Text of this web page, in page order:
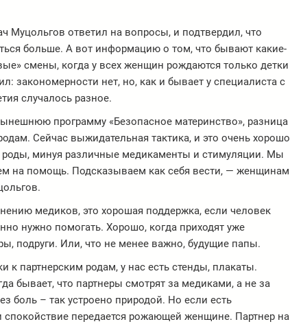
Муцольгов ответил на вопросы, и подтвердил, что
больше. А вот информацию о том, что бывают какие-
смены, когда у всех женщин рождаются только детки
закономерности нет, но, как и бывает у специалиста с
случалось разное.
программу «Безопасное материнство», разница
Сейчас выжидательная тактика, и это очень хорошо
минуя различные медикаменты и стимуляции. Мы
на помощь. Подсказываем как себя вести, — женщинам
медиков, это хорошая поддержка, если человек
нужно помогать. Хорошо, когда приходят уже
подруги. Или, что не менее важно, будущие папы.
к партнерским родам, у нас есть стенды, плакаты.
бывает, что партнеры смотрят за медиками, а не за
боль – так устроено природой. Но если есть
спокойствие передается рожающей женщине. Партнер на